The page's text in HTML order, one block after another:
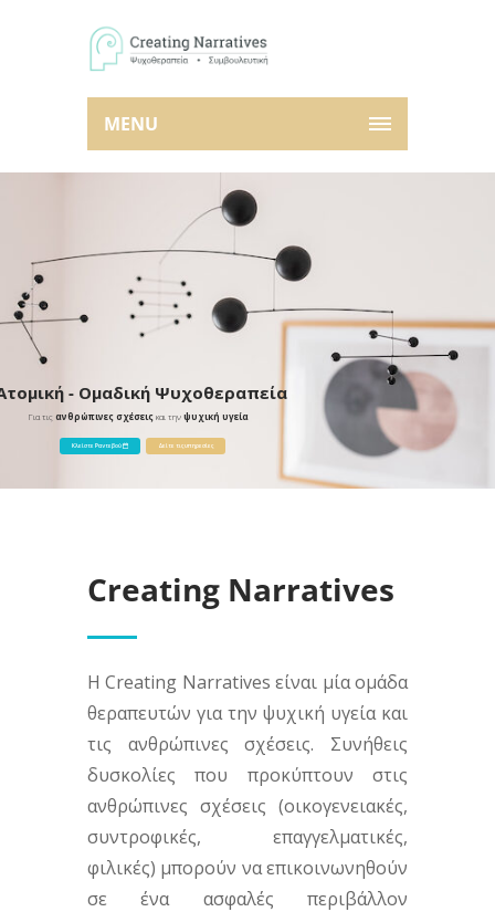
MENU
Δείτε τις υπηρεσίες
Κλείστε Ραντεβού
- Ομαδική Ψυχοθεραπεία
Για τιςανθρώπινες σχέσειςκαι τηνψυχική υγεία
Creating Narratives
Η Creating Narratives είναι μία ομάδα
θεραπευτών για την ψυχική υγεία και
τις ανθρώπινες σχέσεις. Συνήθεις
δυσκολίες που προκύπτουν στις
ανθρώπινες σχέσεις (οικογενειακές,
συντροφικές, επαγγελματικές,
φιλικές) μπορούν να επικοινωνηθούν
σε ένα ασφαλές περιβάλλον